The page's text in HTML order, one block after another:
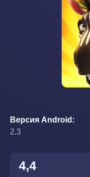
Версия Android
2.3
4,4